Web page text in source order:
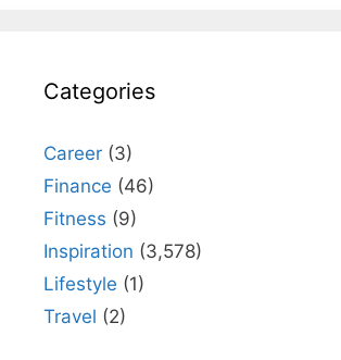
Categories
Career (3)
Finance (46)
Fitness (9)
Inspiration (3,578)
Lifestyle (1)
Travel (2)